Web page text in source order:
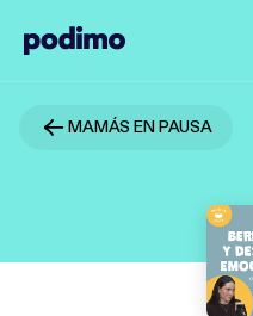
MAMÁS EN PAUSA